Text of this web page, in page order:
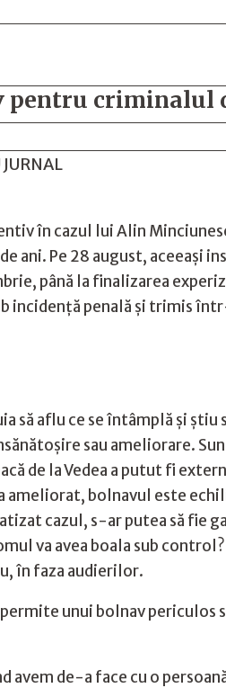
criminalul
în cazul lui Alin
Pe 28 august, aceeași
până la finalizarea
incidență penală și trimis
aflu ce se întâmplă și știu
sau ameliorare.
de la Vedea a putut fi
ameliorat, bolnavul este
cazul, s-ar putea să fie
va avea boala sub
în faza audierilor.
unui bolnav periculos
avem de-a face cu o